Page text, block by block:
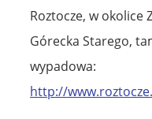
Roztocze, w okolice
Górecka Starego,
wypadowa:
http://